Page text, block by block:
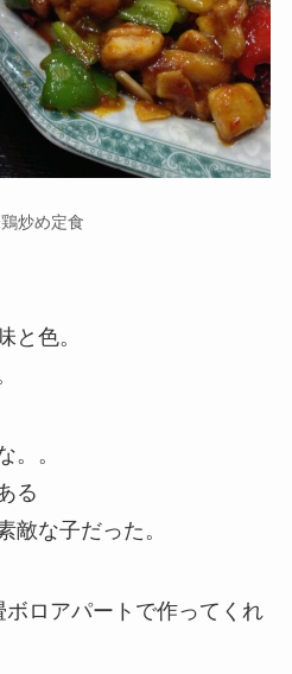
炒め定食
と色。
。。
る
敵な子だった。
ロアパートで作ってくれ